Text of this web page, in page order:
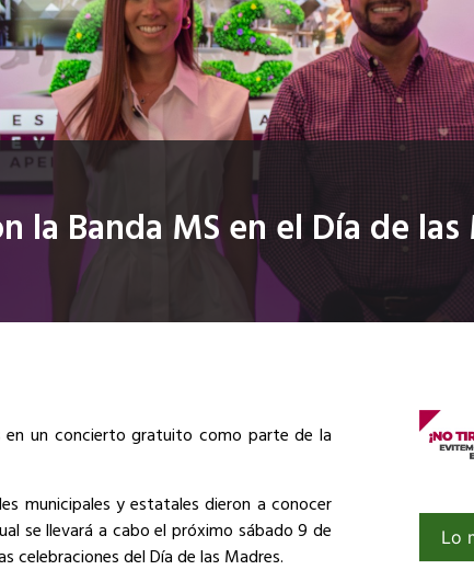
la Banda MS en el Día de las
en un concierto gratuito como parte de la
municipales y estatales dieron a conocer
se llevará a cabo el próximo sábado 9 de
celebraciones del Día de las Madres.
Lo